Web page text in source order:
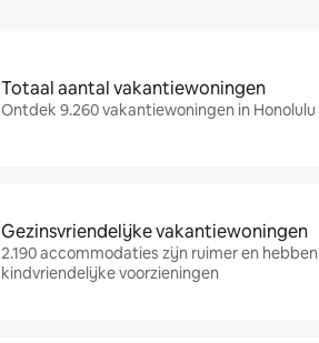
Totaal aantal vakantiewoningen
Ontdek 9.260 vakantiewoningen in Honolulu
Gezinsvriendelijke vakantiewoningen
2.190 accommodaties zijn ruimer en hebben
kindvriendelijke voorzieningen